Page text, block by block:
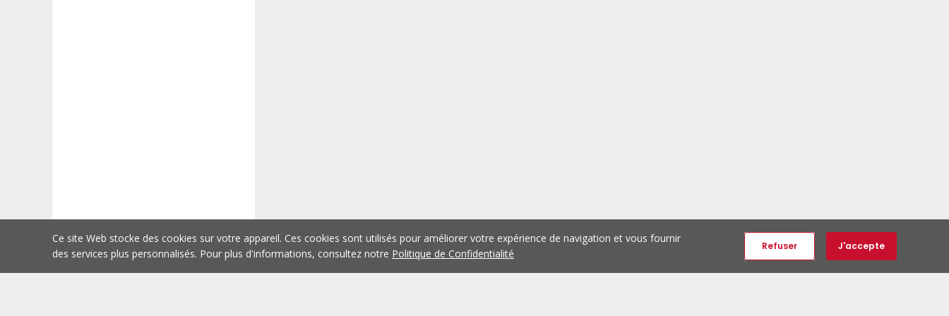
Ce site Web stocke des cookies sur votre appareil. Ces cookies sont utilisés pour améliorer votre expérience de navigation et vous fournir
des services plus personnalisés. Pour plus d'informations, consultez notre Politique de Confidentialité
Refuser J'accepte